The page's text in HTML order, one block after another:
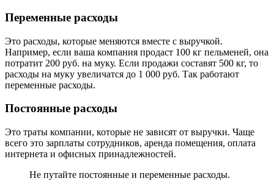
Переменные расходы
Это расходы, которые меняются вместе с выручкой.
Например, если ваша компания продаст 100 кг пельменей, она
потратит 200 руб. на муку. Если продажи составят 500 кг, то
расходы на муку увеличатся до 1 000 руб. Так работают
переменные расходы.
Постоянные расходы
Это траты компании, которые не зависят от выручки. Чаще
всего это зарплаты сотрудников, аренда помещения, оплата
интернета и офисных принадлежностей.
Не путайте постоянные и переменные расходы.